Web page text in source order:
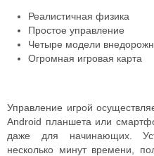
Реалистичная физика
Простое управление
Четыре модели
Огромная игровая карта
Управление игрой
Android планшета или
даже для начинающих.
несколько минут времени,